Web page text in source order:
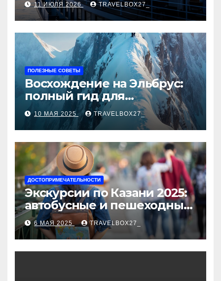
11 ИЮЛЯ 2026 TRAVELBOX27_
ПОЛЕЗНЫЕ СОВЕТЫ
Восхождение на Эльбрус:
полный гид для
покорителя высочайшей
вершины Европы
10 МАЯ 2025 TRAVELBOX27_
ДОСТОПРИМЕЧАТЕЛЬНОСТИ
Экскурсии по Казани 2025:
автобусные и пешеходные
туры от туроператора
«Казан360»
6 МАЯ 2025 TRAVELBOX27_